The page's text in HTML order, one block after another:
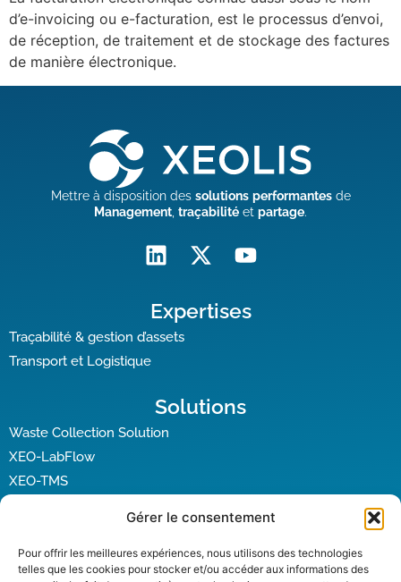
Gérer le consentement
Pour offrir les meilleures expériences, nous utilisons des technologies
telles que les cookies pour stocker et/ou accéder aux informations des
d’e-invoicing ou e-facturation, est le processus d’envoi,
de réception, de traitement et de stockage des factures
de manière électronique.
Mettre à disposition des solutions performantesde
Management, traçabilité et partage.
Expertises
Traçabilité & gestion d’assets
Transport et Logistique
Solutions
Waste Collection Solution
XEO-LabFlow
XEO-TMS
Mobile app
XPdio App
EasyCaseEPC App